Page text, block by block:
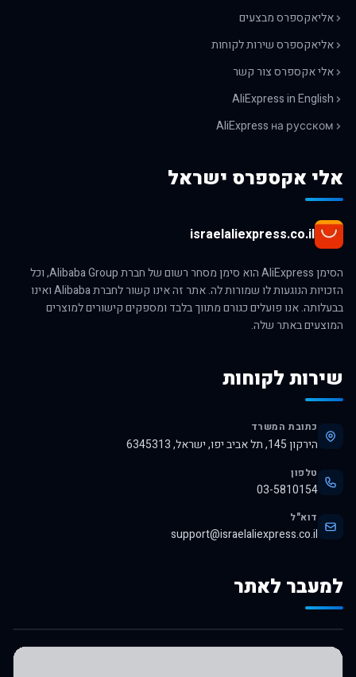
אליאקספרס מבצעים
אליאקספרס שירות לקוחות
אלי אקספרס צור קשר
AliExpress in English
AliExpress на русском
אלי אקספרס ישראל
israelaliexpress.co.il
הסימן AliExpress הוא סימן מסחר רשום של חברת Alibaba Group, וכל
הזכויות הנוגעות לו שמורות לה. אתר זה אינו קשור לחברת Alibaba ואינו
בבעלותה. אנו פועלים כגורם מתווך בלבד ומספקים קישורים למוצרים
המוצעים באתר שלה.
שירות לקוחות
כתובת המשרד
הירקון 145, תל אביב יפו, ישראל, 6345313
טלפון
03-5810154
דוא"ל
support@israelaliexpress.co.il
למעבר לאתר
לרכישה באלי אקספרס